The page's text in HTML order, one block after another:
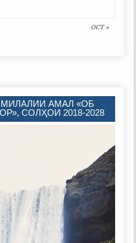
OCT »
АМАЛ «ОБ
СОЛҲОИ 2018-2028